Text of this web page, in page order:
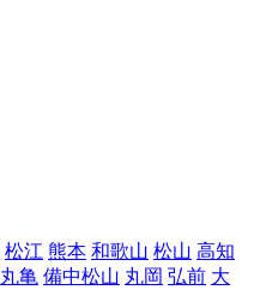
松江 熊本 和歌山 松山 高知
丸亀 備中松山 丸岡 弘前 大